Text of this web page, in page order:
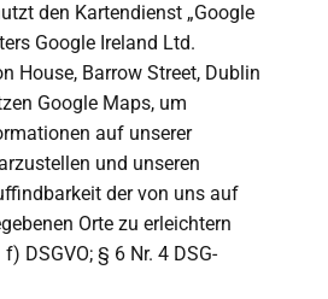
den Kartendienst „Google
Google Ireland Ltd.
House, Barrow Street, Dublin
Google Maps, um
auf unserer
und unseren
der von uns auf
Orte zu erleichtern
DSGVO; § 6 Nr. 4 DSG-